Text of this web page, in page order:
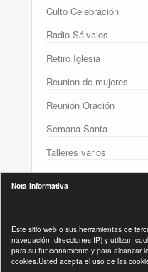
Culto Celebración
Radio Sálvalos
Retiro Iglesia
Reunion de mujeres
Reunión Oración
Semana Santa
Talleres varios
Políticas Legales :
Nota informativa
Este sitio web o sus herramientas de
navegación, direcciones IP) y utilizan
para su funcionamiento y para alcanzar
cookies.Usted acepta el uso de las